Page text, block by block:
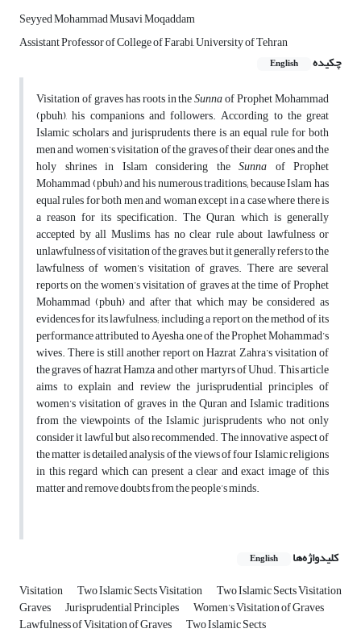
Seyyed Mohammad Musavi Moqaddam
Assistant Professor of College of Farabi, University of Tehran
چکیده
English
Visitation of graves has roots in theSunnaof Prophet Mohammad
(pbuh), his companions and followers. According to the great
Islamic scholars and jurisprudents there is an equal rule for both
men and women’s visitation of the graves of their dear ones and the
holy shrines in Islam considering the Sunna of Prophet
Mohammad (pbuh) and his numerous traditions; because Islam has
equal rules for both men and woman except in a case where there is
a reason for its specification. The Quran, which is generally
accepted by all Muslims, has no clear rule about lawfulness or
unlawfulness of visitation of the graves, but it generally refers to the
lawfulness of women’s visitation of graves. There are several
reports on the women’s visitation of graves at the time of Prophet
Mohammad (pbuh) and after that which may be considered as
evidences for its lawfulness; including a report on the method of its
performance attributed to Ayesha, one of the Prophet Mohammad’s
wives. There is still another report on Hazrat Zahra’s visitation of
the graves of hazrat Hamza and other martyrs of Uhud. This article
aims to explain and review the jurisprudential principles of
women’s visitation of graves in the Quran and Islamic traditions
from the viewpoints of the Islamic jurisprudents who not only
consider it lawful but also recommended. The innovative aspect of
the matter is detailed analysis of the views of four Islamic religions
in this regard which can present a clear and exact image of this
matter and remove doubts from the people’s minds.
کلیدواژه‌ها English
Visitation Two Islamic Sects Visitation Two Islamic Sects Visitation
Graves Jurisprudential Principles Women’s Visitation of Graves
Lawfulness of Visitation of Graves Two Islamic Sects